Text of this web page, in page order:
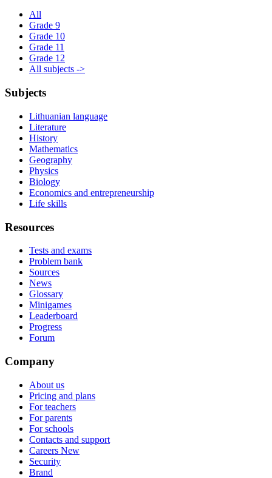
All
Grade 9
Grade 10
Grade 11
Grade 12
All subjects ->
Subjects
Lithuanian language
Literature
History
Mathematics
Geography
Physics
Biology
Economics and entrepreneurship
Life skills
Resources
Tests and exams
Problem bank
Sources
News
Glossary
Minigames
Leaderboard
Progress
Forum
Company
About us
Pricing and plans
For teachers
For parents
For schools
Contacts and support
Careers New
Security
Brand